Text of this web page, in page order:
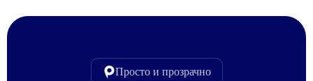
Просто и прозрачно